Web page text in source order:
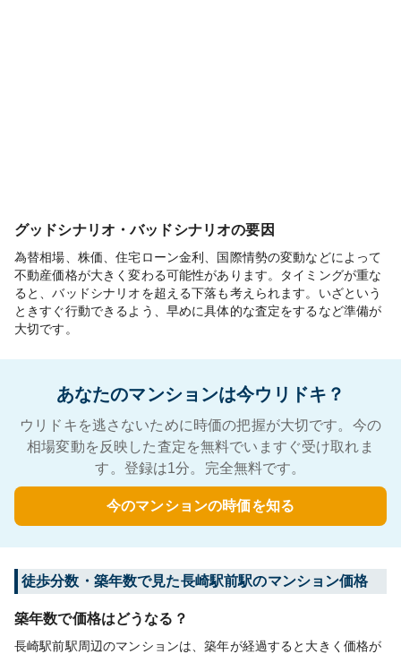
グッドシナリオ・バッドシナリオの要因
為替相場、株価、住宅ローン金利、国際情勢の変動などによって
不動産価格が大きく変わる可能性があります。タイミングが重な
ると、バッドシナリオを超える下落も考えられます。いざという
ときすぐ行動できるよう、早めに具体的な査定をするなど準備が
大切です。
あなたのマンションは今ウリドキ？
ウリドキを逃さないために時価の把握が大切です。今の
相場変動を反映した査定を無料でいますぐ受け取れま
す。登録は1分。完全無料です。
今のマンションの時価を知る
徒歩分数・築年数で見た長崎駅前駅のマンション価格
築年数で価格はどうなる？
長崎駅前駅周辺のマンションは、築年が経過すると大きく価格が